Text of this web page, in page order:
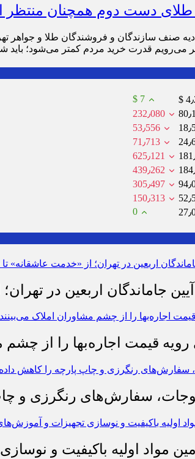
دست دوم همچنان منتظر
صنف سازندگان و فروشندگان طلا و
می‌رویم قدرت خرید مردم کمتر می‌شود؛ باید
$ 7
232٫080
53٫556
71٫713
625٫121
439٫262
305٫497
150٫313
0
جاماندگان اربعین در
قیمت اجاره‌بها را از چشم
سفارش‌های رنگرزی و
مواد اولیه باکیفیت و